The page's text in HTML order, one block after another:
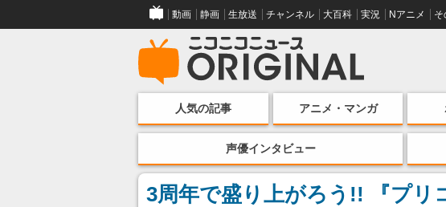
動画 静画 生放送 チャンネル 大百科 実況 Nアニメ
人気の記事 アニメ・マンガ
声優インタビュー
3周年で盛り上がろう!! 『プリ